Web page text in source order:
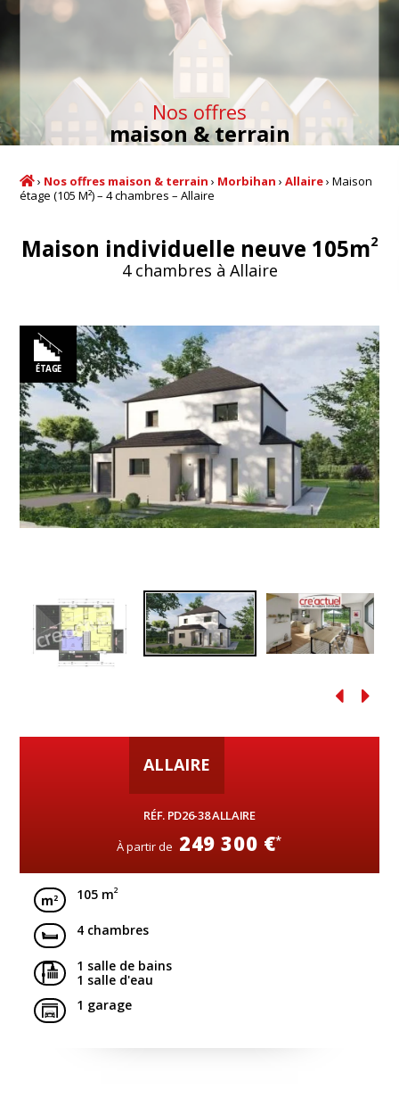
Nos offres
maison & terrain
› Nos offres maison & terrain › Morbihan ›Allaire›Maison
étage (105 M²) – 4 chambres – Allaire
Maison individuelle neuve 105m2
4 chambres à Allaire
ALLAIRE
RÉF. PD26-38 ALLAIRE
À partir de 249 300 €*
ÉTAGE
105 m2
4 chambres
1 salle de bains
1 salle d'eau
1 garage